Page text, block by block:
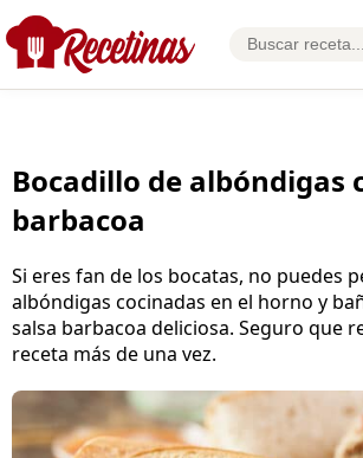
Bocadillo de albóndigas
barbacoa
Si eres fan de los bocatas, no puedes
albóndigas cocinadas en el horno y
salsa barbacoa deliciosa. Seguro que
receta más de una vez.